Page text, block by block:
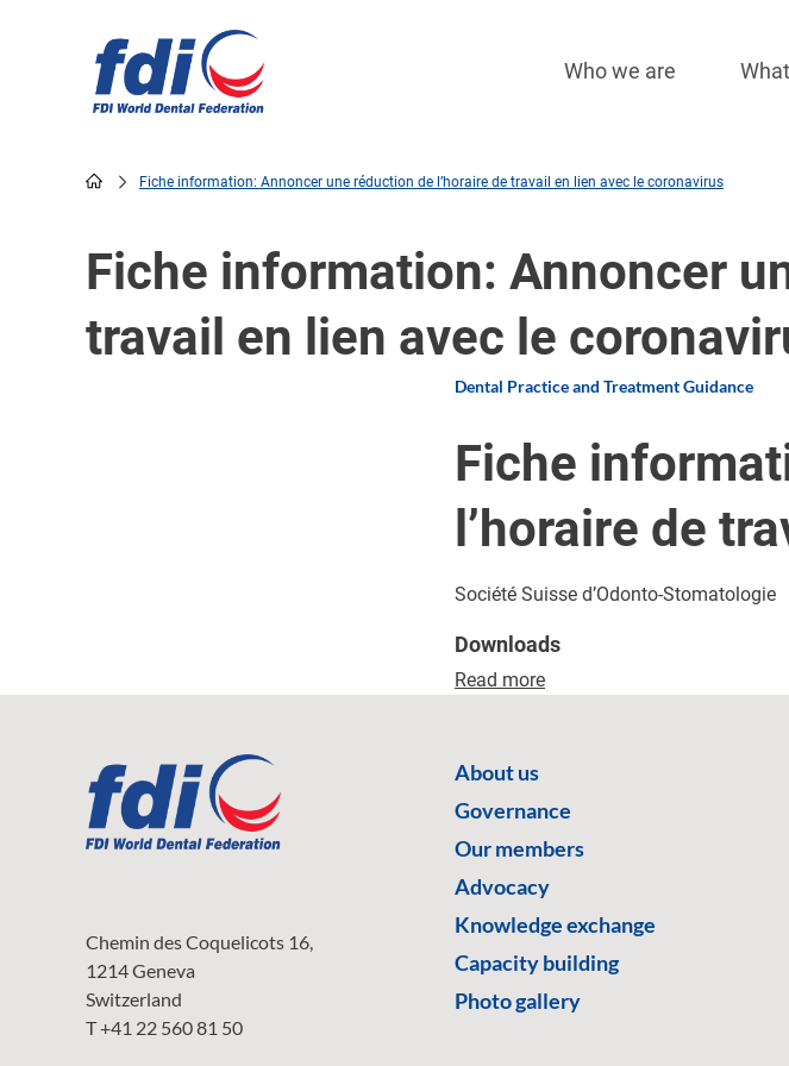
Who we are
Fiche information: Annoncer une réduction de l’horaire de travail en lien avec le coronavirus
Fiche information: Annoncer
travail en lien avec le
Dental Practice and Treatment Guidance
Fiche
l’horaire de
Société Suisse d’Odonto-Stomatologie
Downloads
Read more
Chemin des Coquelicots 16,
1214 Geneva
Switzerland
T +41 22 560 81 50
About us
Governance
Our members
Advocacy
Knowledge exchange
Capacity building
Photo gallery